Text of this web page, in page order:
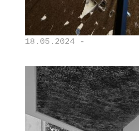
18.05.2024 -